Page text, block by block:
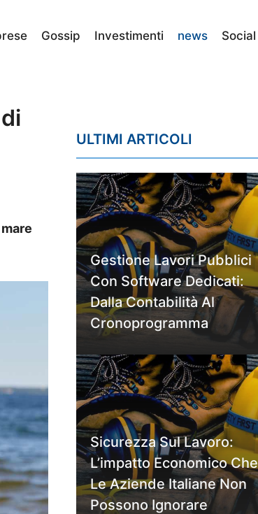
Gossip Investimenti news Social
ULTIMI ARTICOLI
Gestione Lavori Pubblici
Con Software Dedicati:
Dalla Contabilità Al
Cronoprogramma
Sicurezza Sul Lavoro:
L’impatto Economico Che
Le Aziende Italiane Non
Possono Ignorare